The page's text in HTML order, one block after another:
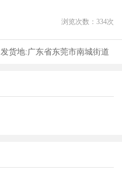
浏览次数： 334次
发货地:广东省东莞市南城街道